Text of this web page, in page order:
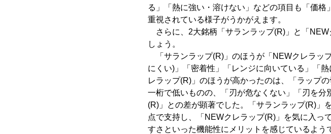
る」「熱に強い・溶けない」などの項目も「価
重視されている様子がうかがえます。
さらに、2大銘柄「サランラップ(R)」と「
しょう。
「サランラップ(R)」のほうが「NEWクレラッ
にくい)」「密着性」「レンジに向いている」「
レラップ(R)」のほうが高かったのは、「ラップ
一桁で低いものの、「刃が危なくない」「刃を
(R)」との差が顕著でした。「サランラップ(R)」
点で支持し、「NEWクレラップ(R)」を気に入っ
すさといった機能性にメリットを感じているよう